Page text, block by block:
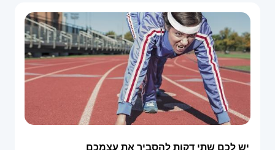
יש לכם שתי דקות להסביר את עצמכם